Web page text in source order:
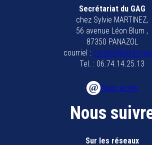
Collectif animateurs bassin
Marennes Oléron
MARENNES
EHPAD BAUER
EHPAD Bayonne
BAYONNE
EHPAD Chatelat Melun
Secrétariat du GAG
chez Sylvie MARTINEZ,
56 avenue Léon Blum ,
87350 PANAZOL
courriel : contact@anim-
Tel. : 06.74.14.25.13
Nous écrire
Nous
Sur les réseaux